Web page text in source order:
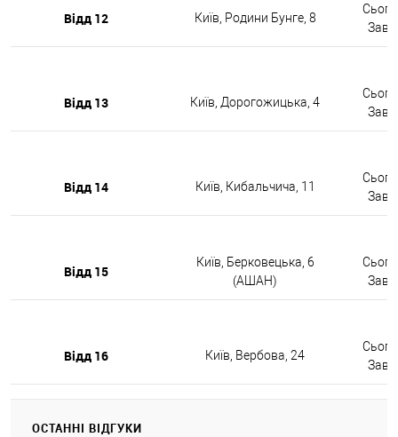
Відд 12 Київ, Родини Бунге, 8
Відд 13 Київ, Дорогожицька, 4
Відд 14 Київ, Кибальчича, 11
Відд 15
Київ, Берковецька, 6
(АШАН)
Відд 16 Київ, Вербова, 24
ОСТАННІ ВІДГУКИ